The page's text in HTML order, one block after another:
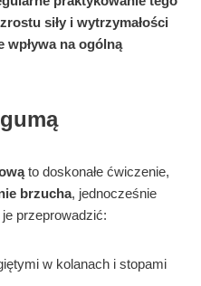
siły i wytrzymałości
wpływa na ogólną
to doskonałe ćwiczenie,
brzucha, jednocześnie
przeprowadzić:
w kolanach i stopami